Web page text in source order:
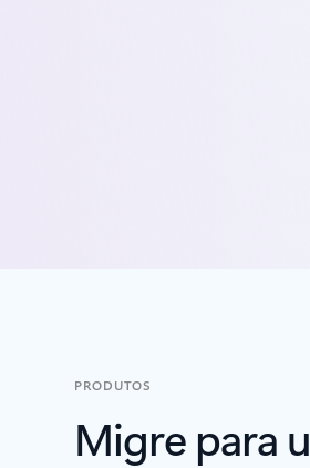
PRODUTOS
Migre para